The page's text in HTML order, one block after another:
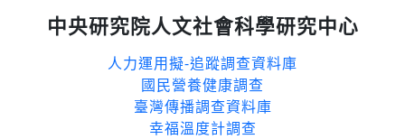
中央研究院人文社會科學研究中心
人力運用擬-追蹤調查資料庫
國民營養健康調查
臺灣傳播調查資料庫
幸福溫度計調查